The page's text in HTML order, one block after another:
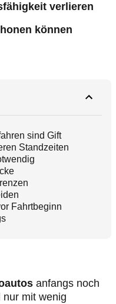
verlieren
können
sind Gift
Standzeiten
Fahrtbeginn
anfangs noch
mit wenig